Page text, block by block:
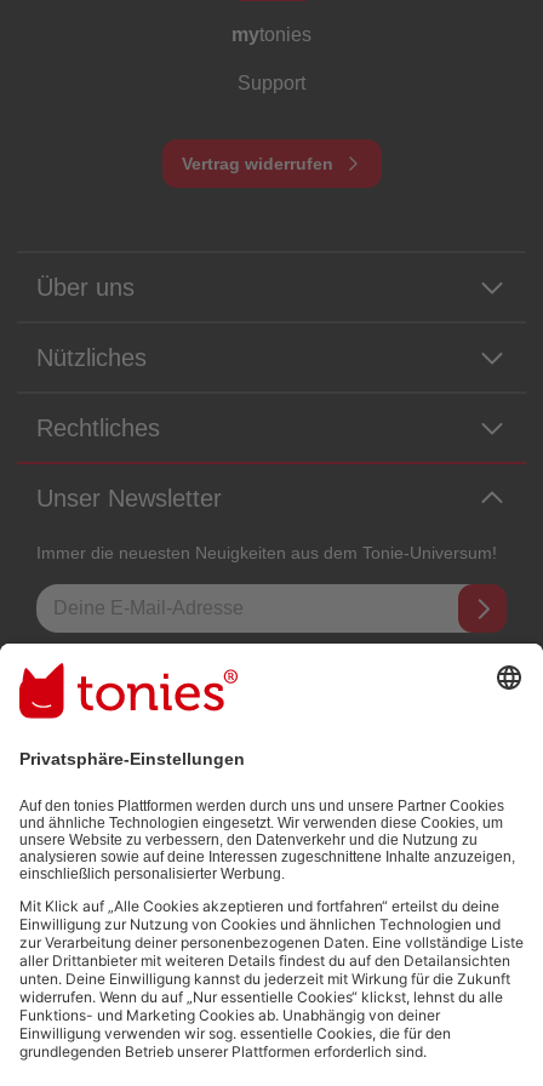
mytonies
Support
Vertrag widerrufen
Über uns
Nützliches
Rechtliches
Unser Newsletter
Immer die neuesten Neuigkeiten aus dem Tonie-Universum!
E-Mail-Addresse
Mit dem Absenden abonnierst du unseren E-Mail-Newsletter, der auf
den von dir bereitgestellten Informationen (z.B. Account-informationen)
und den von dir zu Werbezwecken bereitgestellten
Datenschutzbestimmungen.
Bezahlmethoden:
Links zu sozialen Netzwerken